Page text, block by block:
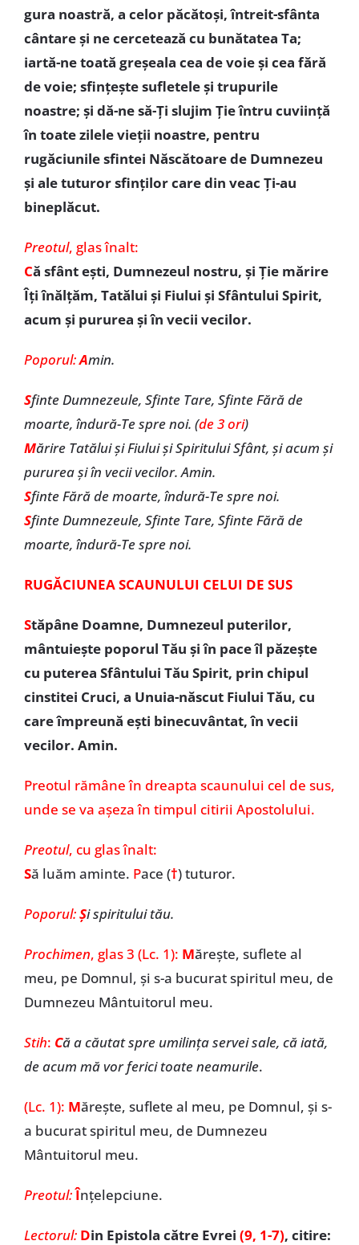
gura noastră, a celor păcătoși, întreit-sfânta
cântare și ne cercetează cu bunătatea Ta;
iartă-ne toată greșeala cea de voie și cea fără
de voie; sfințește sufletele și trupurile
noastre; și dă-ne să-Ți slujim Ție întru cuviință
în toate zilele vieții noastre, pentru
rugăciunile sfintei Născătoare de Dumnezeu
și ale tuturor sfinților care din veac Ți-au
bineplăcut.
Preotul, glas înalt:
Că sfânt ești, Dumnezeul nostru, și Ție mărire
Îți înălțăm, Tatălui și Fiului și Sfântului Spirit,
acum și pururea și în vecii vecilor.
Poporul:Amin.
Sfinte Dumnezeule, Sfinte Tare, Sfinte Fără de
moarte, îndură-Te spre noi. (de 3 ori)
Mărire Tatălui și Fiului și Spiritului Sfânt, și acum și
pururea și în vecii vecilor. Amin.
Sfinte Fără de moarte, îndură-Te spre noi.
Sfinte Dumnezeule, Sfinte Tare, Sfinte Fără de
moarte, îndură-Te spre noi.
RUGĂCIUNEA SCAUNULUI CELUI DE SUS
Stăpâne Doamne, Dumnezeul puterilor,
mântuiește poporul Tău și în pace îl păzește
cu puterea Sfântului Tău Spirit, prin chipul
cinstitei Cruci, a Unuia-născut Fiului Tău, cu
care împreună ești binecuvântat, în vecii
vecilor. Amin.
Preotul rămâne în dreapta scaunului cel de sus,
unde se va așeza în timpul citirii Apostolului.
Preotul, cu glas înalt:
Să luăm aminte. Pace (†) tuturor.
Poporul:Și spiritului tău.
Prochimen, glas 3 (Lc. 1): Mărește, suflete al
meu, pe Domnul, și s-a bucurat spiritul meu, de
Dumnezeu Mântuitorul meu.
Stih: Că a căutat spre umilința servei sale, că iată,
de acum mă vor ferici toate neamurile.
(Lc. 1): Mărește, suflete al meu, pe Domnul, și s-
a bucurat spiritul meu, de Dumnezeu
Mântuitorul meu.
Preotul:Înțelepciune.
Lectorul: Din Epistola către Evrei (9, 1-7), citire: